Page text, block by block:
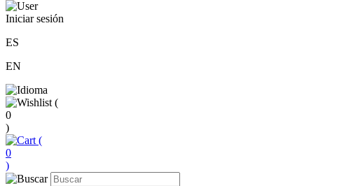
Iniciar sesión
ES
EN
(
0
)
(
0
)